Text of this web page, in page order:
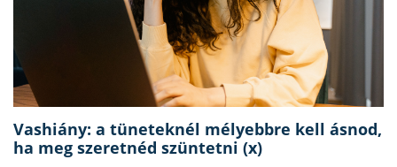
Vashiány: a tüneteknél mélyebbre kell ásnod,
ha meg szeretnéd szüntetni (x)